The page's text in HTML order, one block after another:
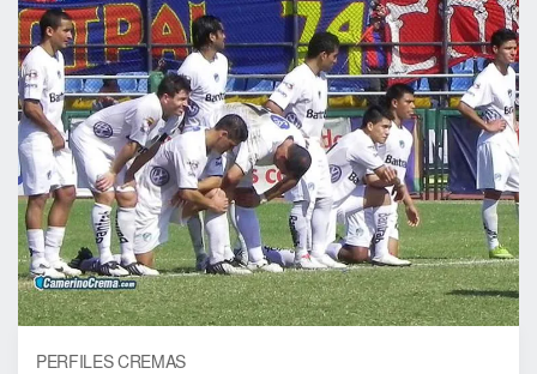
PERFILES CREMAS